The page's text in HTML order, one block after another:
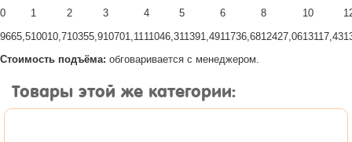
0 1 2 3 4 5 6 8 10
9665,510010,710355,910701,11 11046,311391,4911736,6812427,0613117,43
Стоимость подъёма: обговаривается с менеджером.
Товары этой же категории: